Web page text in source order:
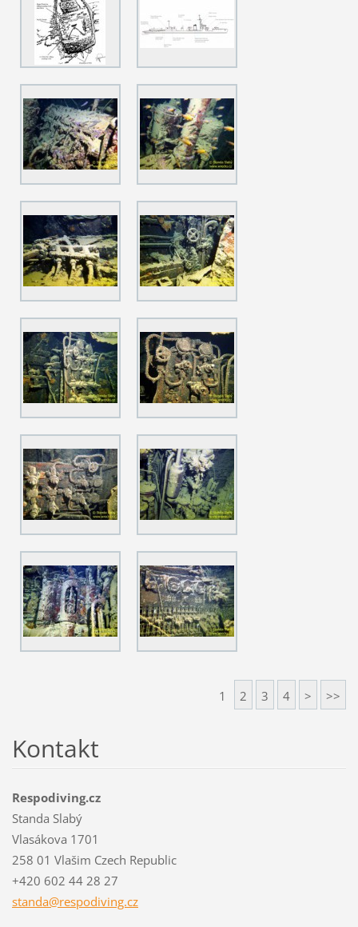
1 2 3 4 > >>
Kontakt
Respodiving.cz
Standa Slabý
Vlasákova 1701
258 01 Vlašim Czech Republic
+420 602 44 28 27
standa@respodiving.cz